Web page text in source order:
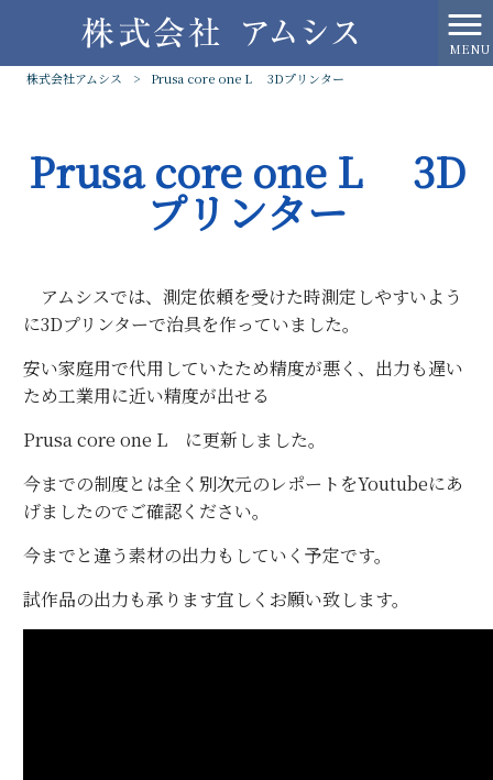
MENU
株式会社アムシス
> Prusa core one L 3Dプリンター
Prusa core one L 3D
プリンター
アムシスでは、測定依頼を受けた時測定しやすいよう
に3Dプリンターで治具を作っていました。
安い家庭用で代用していたため精度が悪く、出力も遅い
ため工業用に近い精度が出せる
Prusa core one L に更新しました。
今までの制度とは全く別次元のレポートをYoutubeにあ
げましたのでご確認ください。
今までと違う素材の出力もしていく予定です。
試作品の出力も承ります宜しくお願い致します。